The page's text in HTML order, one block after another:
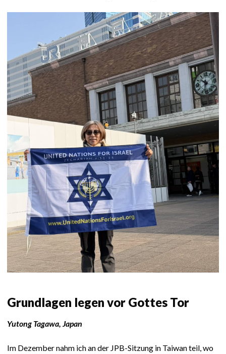
Grundlagen legen vor Gottes Tor
Yutong Tagawa, Japan
Im Dezember nahm ich an der JPB-Sitzung in Taiwan teil, wo